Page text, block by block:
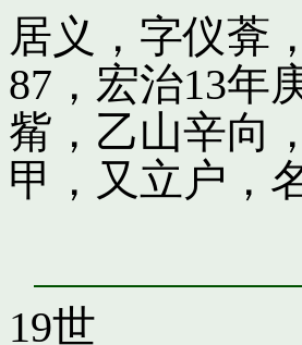
居义，字仪葊
87，宏治13年
觜，乙山辛向
甲，又立户，
19世